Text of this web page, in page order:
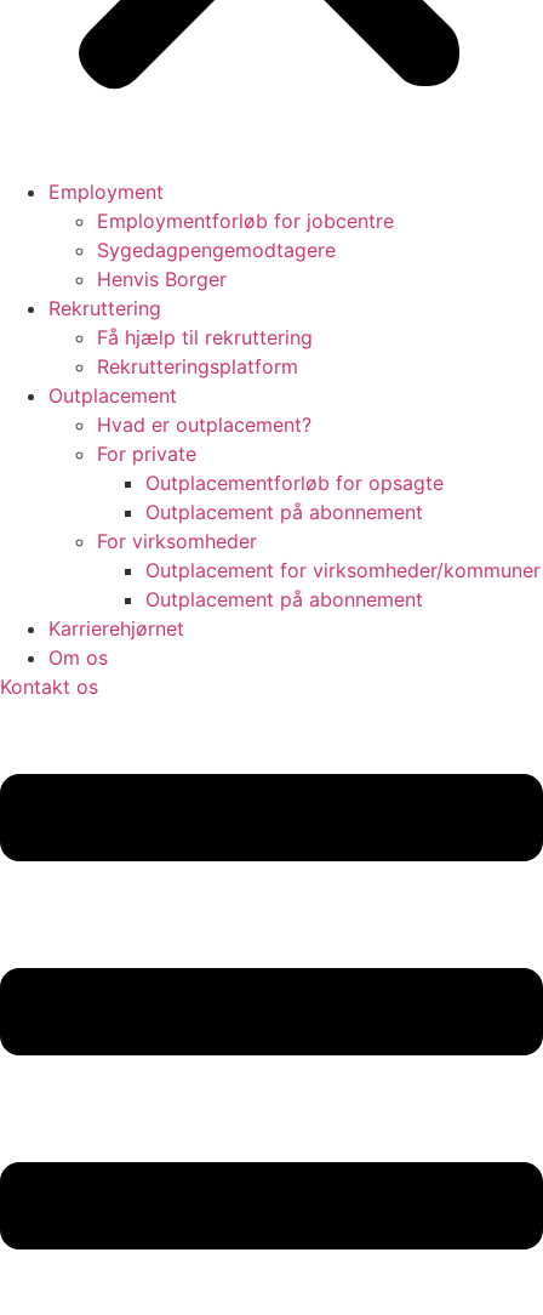
Employment
Employmentforløb for jobcentre
Sygedagpengemodtagere
Henvis Borger
Rekruttering
Få hjælp til rekruttering
Rekrutteringsplatform
Outplacement
Hvad er outplacement?
For private
Outplacementforløb for opsagte
Outplacement på abonnement
For virksomheder
Outplacement for virksomheder/kommuner
Outplacement på abonnement
Karrierehjørnet
Om os
Kontakt os